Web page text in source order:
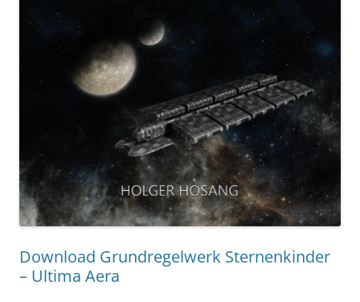
Download Grundregelwerk Sternenkinder
– Ultima Aera